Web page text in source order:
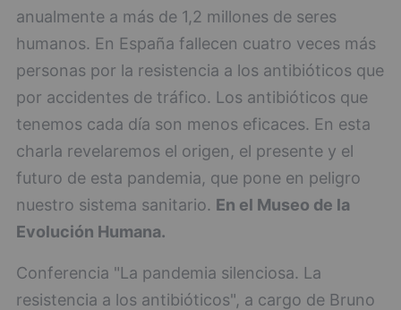
anualmente a más de 1,2 millones de seres
humanos. En España fallecen cuatro veces más
personas por la resistencia a los antibióticos que
por accidentes de tráfico. Los antibióticos que
tenemos cada día son menos eficaces. En esta
charla revelaremos el origen, el presente y el
futuro de esta pandemia, que pone en peligro
nuestro sistema sanitario. En el Museo de la
Evolución Humana.
Conferencia "La pandemia silenciosa. La
resistencia a los antibióticos", a cargo de Bruno